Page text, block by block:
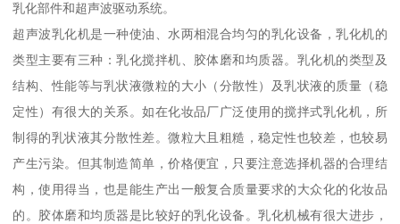
乳化部件和超声波驱动系统。
超声波乳化机是一种使油、水两相混合均匀的乳化设备，乳化机的
类型主要有三种：乳化搅拌机、胶体磨和均质器。乳化机的类型及
结构、性能等与乳状液微粒的大小（分散性）及乳状液的质量（稳
定性）有很大的关系。如在化妆品厂广泛使用的搅拌式乳化机，所
制得的乳状液其分散性差。微粒大且粗糙，稳定性也较差，也较易
产生污染。但其制造简单，价格便宜，只要注意选择机器的合理结
构，使用得当，也是能生产出一般复合质量要求的大众化的化妆品
的。胶体磨和均质器是比较好的乳化设备。乳化机械有很大进步，